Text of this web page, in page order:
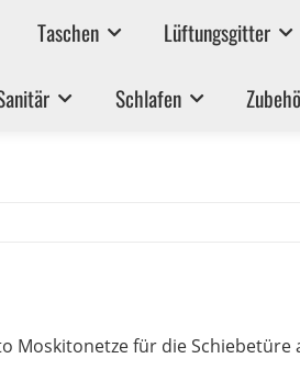
Taschen Lüftungsgitter
Schlafen
Moskitonetze für die